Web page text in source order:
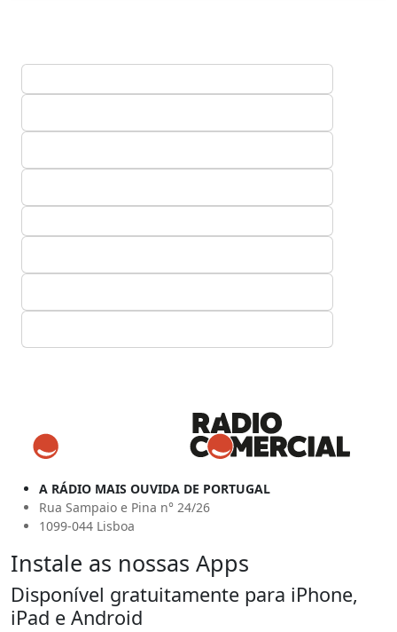
A RÁDIO MAIS OUVIDA DE PORTUGAL
Rua Sampaio e Pina n° 24/26
1099-044 Lisboa
Instale as nossas Apps
Disponível gratuitamente para iPhone,
iPad e Android